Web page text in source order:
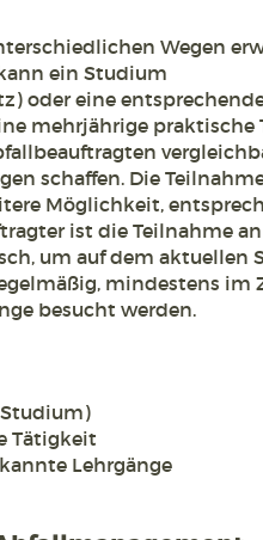
Wegen
ein Studium
oder eine
mehrjährige praktische
schaffen. Die
Möglichkeit,
ist die Teilnahme an
um auf dem aktuellen
mindestens im
besucht werden.
Tätigkeit
Lehrgänge